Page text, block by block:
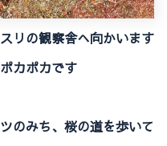
リの観察舎へ向かいます
カポカです
のみち、桜の道を歩いて